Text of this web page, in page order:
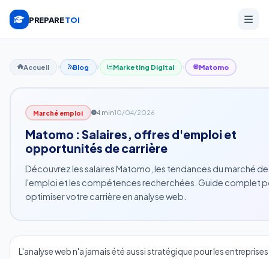
PREPARETOI
Accueil Blog Marketing Digital Matomo
Marché emploi 4 min10/04/2026
Matomo : Salaires, offres d'emploi et
opportunités de carrière
Découvrez les salaires Matomo, les tendances du marché de
l'emploi et les compétences recherchées. Guide complet
optimiser votre carrière en analyse web.
L'analyse web n'a jamais été aussi stratégique pour les